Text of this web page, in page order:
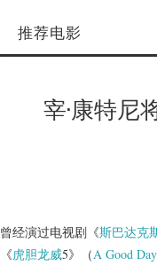
推荐电影
宰·康特尼
曾经演过电视剧《斯巴达克
《虎胆龙威5》（A Good